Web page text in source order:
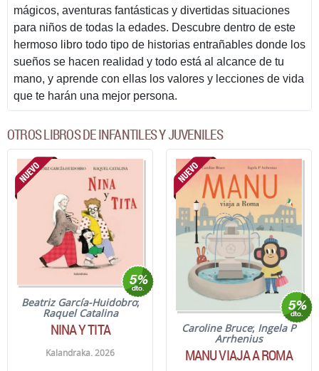
mágicos, aventuras fantásticas y divertidas situaciones
para niños de todas la edades. Descubre dentro de este
hermoso libro todo tipo de historias entrañables donde los
sueños se hacen realidad y todo está al alcance de tu
mano, y aprende con ellas los valores y lecciones de vida
que te harán una mejor persona.
OTROS LIBROS DE INFANTILES Y JUVENILES
Beatriz García-Huidobro;
Raquel Catalina
NINA Y TITA
Kalandraka. 2026
Caroline Bruce; Ingela P
Arrhenius
MANU VIAJA A ROMA